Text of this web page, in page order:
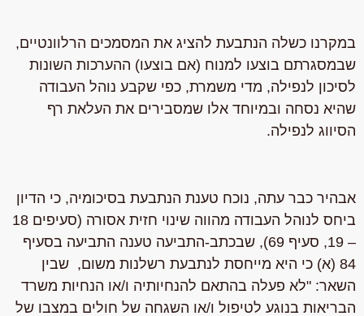
במקרנו כשלה הנתבעת להציג את המסמכים הרלוונטיים,
שבמסגרתם בוצעו למנוח (אם בוצעו) ההערכות השונות
לסיכון לנפילה, מדי משמרת, כפי שקבע נוהל העבודה
שהיא נסחה ובמיוחד אלו שמסבירים את העלאת רף
הסיווג לנפילה.
אבהיר כבר עתה, נוכח טענת הנתבעת בסיכומיה, כי הדיון
ביחס לנוהל העבודה מהווה שינוי חזית אסורה (סעיפים 18
– 19, סעיף 69), שבכתב-התביעה טענה התביעה בסעיף
84 (א) כי היא מייחסת לנתבעת רשלנות משום, שבין
השאר: "לא פעלה בהתאם להנחיותיהו/או הנחיות משרד
הבריאות בנוגע לטיפול ו/או השגחה של חולים במצבו של